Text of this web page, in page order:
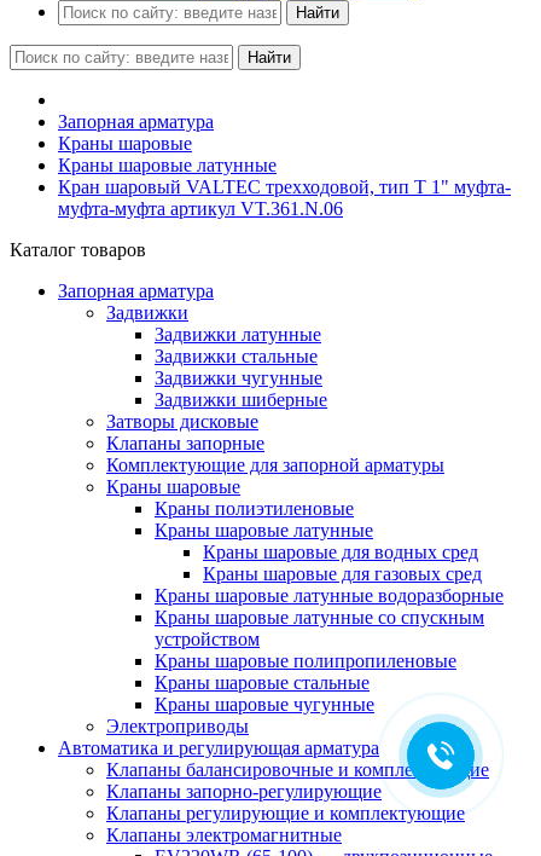
Найти
Найти
Запорная арматура
Краны шаровые
Краны шаровые латунные
Кран шаровый VALTEC трехходовой, тип Т 1" муфта-
муфта-муфта артикул VT.361.N.06
Каталог товаров
Запорная арматура
Задвижки
Задвижки латунные
Задвижки стальные
Задвижки чугунные
Задвижки шиберные
Затворы дисковые
Клапаны запорные
Комплектующие для запорной арматуры
Краны шаровые
Краны полиэтиленовые
Краны шаровые латунные
Краны шаровые для водных сред
Краны шаровые для газовых сред
Краны шаровые латунные водоразборные
Краны шаровые латунные со спускным
устройством
Краны шаровые полипропиленовые
Краны шаровые стальные
Краны шаровые чугунные
Электроприводы
Автоматика и регулирующая арматура
Клапаны балансировочные и комплектующие
Клапаны запорно-регулирующие
Клапаны регулирующие и комплектующие
Клапаны электромагнитные